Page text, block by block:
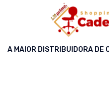
A MAIOR DISTRIBUIDORA DE